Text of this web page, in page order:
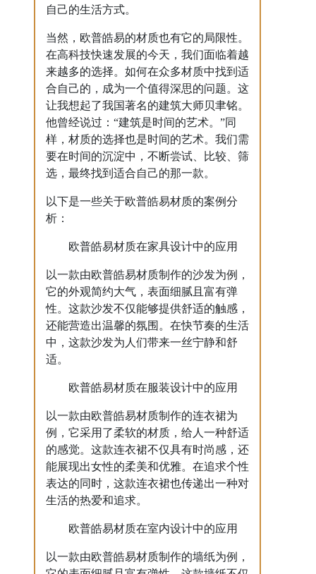
自己的生活方式。
当然，欧普皓易的材质也有它的局限性。
在高科技快速发展的今天，我们面临着越
来越多的选择。如何在众多材质中找到适
合自己的，成为一个值得深思的问题。这
让我想起了我国著名的建筑大师贝聿铭。
他曾经说过：“建筑是时间的艺术。”同
样，材质的选择也是时间的艺术。我们需
要在时间的沉淀中，不断尝试、比较、筛
选，最终找到适合自己的那一款。
以下是一些关于欧普皓易材质的案例分
析：
欧普皓易材质在家具设计中的应用
以一款由欧普皓易材质制作的沙发为例，
它的外观简约大气，表面细腻且富有弹
性。这款沙发不仅能够提供舒适的触感，
还能营造出温馨的氛围。在快节奏的生活
中，这款沙发为人们带来一丝宁静和舒
适。
欧普皓易材质在服装设计中的应用
以一款由欧普皓易材质制作的连衣裙为
例，它采用了柔软的材质，给人一种舒适
的感觉。这款连衣裙不仅具有时尚感，还
能展现出女性的柔美和优雅。在追求个性
表达的同时，这款连衣裙也传递出一种对
生活的热爱和追求。
欧普皓易材质在室内设计中的应用
以一款由欧普皓易材质制作的墙纸为例，